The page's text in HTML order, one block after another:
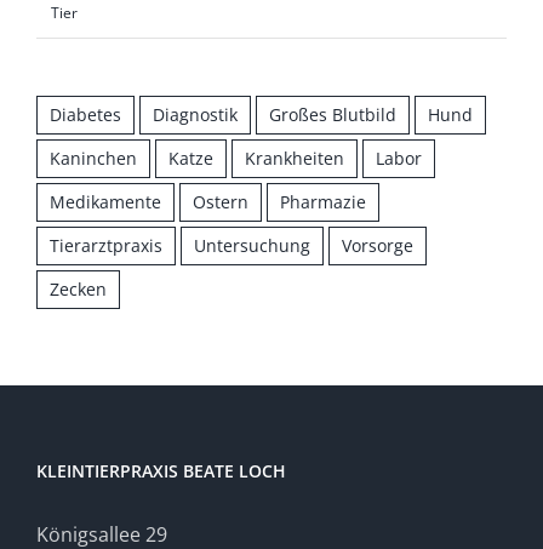
Tier
Diabetes Diagnostik Großes Blutbild
Hund
Kaninchen
Katze Krankheiten
Labor
Medikamente
Ostern
Pharmazie
Tierarztpraxis
Untersuchung
Vorsorge
Zecken
KLEINTIERPRAXIS BEATE LOCH
Königsallee 29